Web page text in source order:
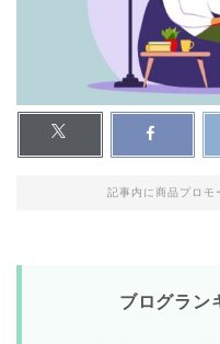
記事内に商品プロモ
ブログラン